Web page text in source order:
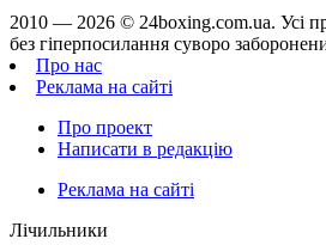
2010 — 2026 © 24boxing.com.ua. Усi
без гіперпосилання суворо
Про нас
Реклама на сайті
Про проект
Написати в редакцію
Реклама на сайті
Лічильники